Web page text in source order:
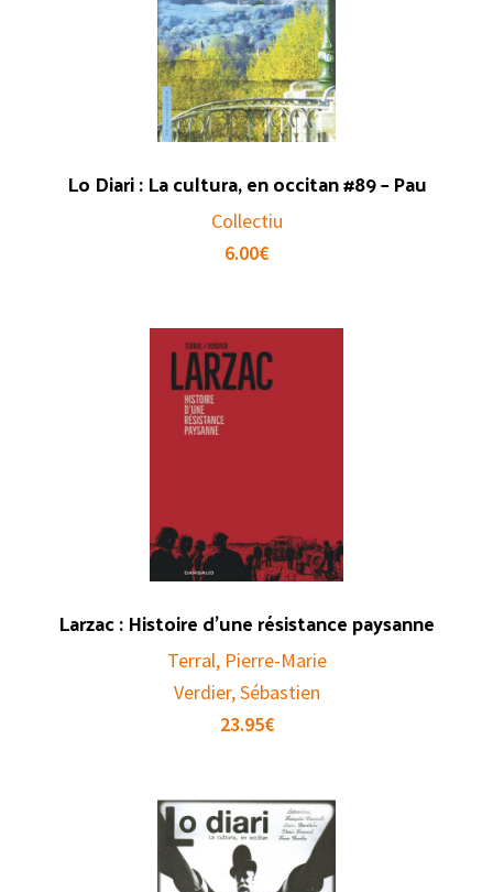
Lo Diari : La cultura, en occitan #89 – Pau
Collectiu
6.00€
Larzac : Histoire d’une résistance paysanne
Terral, Pierre-Marie
Verdier, Sébastien
23.95€